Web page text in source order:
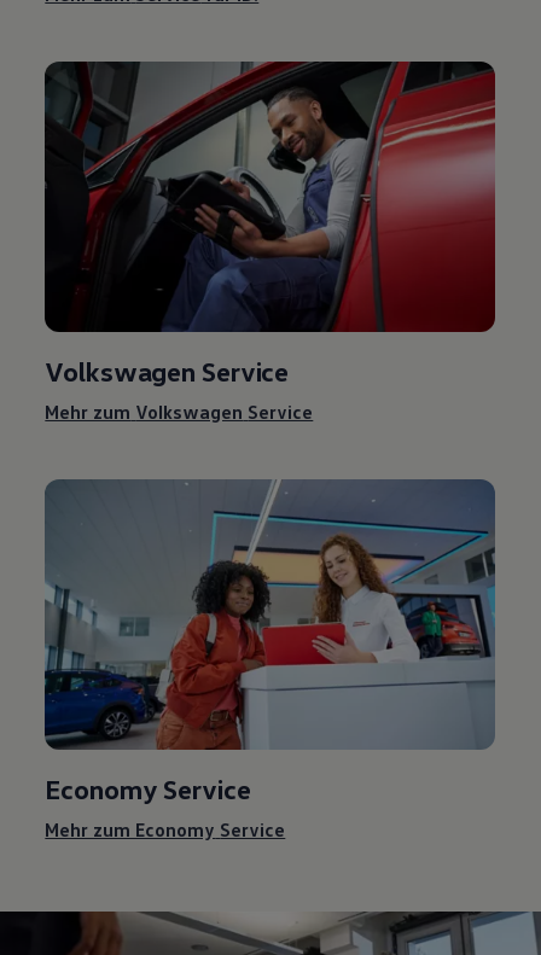
Volkswagen Service
Mehr zum Volkswagen Service
Economy Service
Mehr zum Economy Service